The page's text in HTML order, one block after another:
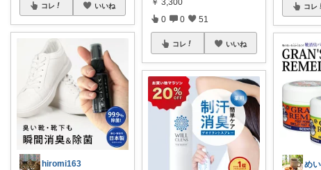
コレ いいね
hiromi163
0 0 51
コレ いいね
コレ